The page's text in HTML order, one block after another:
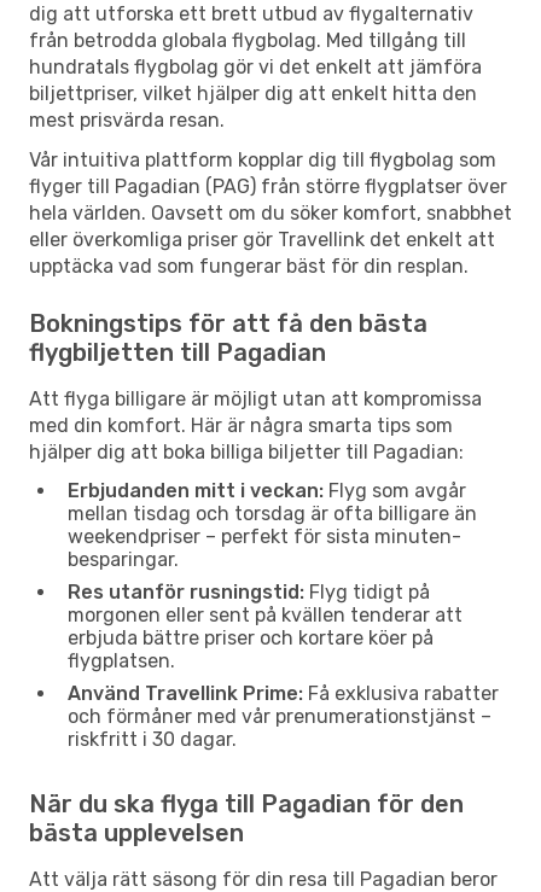
dig att utforska ett brett utbud av flygalternativ
från betrodda globala flygbolag. Med tillgång till
hundratals flygbolag gör vi det enkelt att jämföra
biljettpriser, vilket hjälper dig att enkelt hitta den
mest prisvärda resan.
Vår intuitiva plattform kopplar dig till flygbolag som
flyger till Pagadian (PAG) från större flygplatser över
hela världen. Oavsett om du söker komfort, snabbhet
eller överkomliga priser gör Travellink det enkelt att
upptäcka vad som fungerar bäst för din resplan.
Bokningstips för att få den bästa
flygbiljetten till Pagadian
Att flyga billigare är möjligt utan att kompromissa
med din komfort. Här är några smarta tips som
hjälper dig att boka billiga biljetter till Pagadian:
Erbjudanden mitt i veckan: Flyg som avgår
mellan tisdag och torsdag är ofta billigare än
weekendpriser – perfekt för sista minuten-
besparingar.
Res utanför rusningstid: Flyg tidigt på
morgonen eller sent på kvällen tenderar att
erbjuda bättre priser och kortare köer på
flygplatsen.
Använd Travellink Prime: Få exklusiva rabatter
och förmåner med vår prenumerationstjänst –
riskfritt i 30 dagar.
När du ska flyga till Pagadian för den
bästa upplevelsen
Att välja rätt säsong för din resa till Pagadian beror